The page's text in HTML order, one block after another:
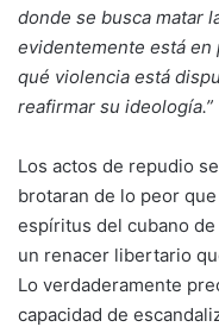
donde se busca matar
evidentemente está en
qué violencia está
reafirmar su ideología.”
Los actos de repudio
brotaran de lo peor
espíritus del cubano
un renacer libertario
Lo verdaderamente
capacidad de